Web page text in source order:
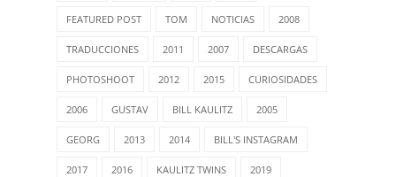
FEATURED POST TOM NOTICIAS 2008
TRADUCCIONES 2011 2007 DESCARGAS
PHOTOSHOOT 2012 2015 CURIOSIDADES
2006 GUSTAV BILL KAULITZ 2005
GEORG 2013 2014 BILL'S INSTAGRAM
2017 2016 KAULITZ TWINS 2019